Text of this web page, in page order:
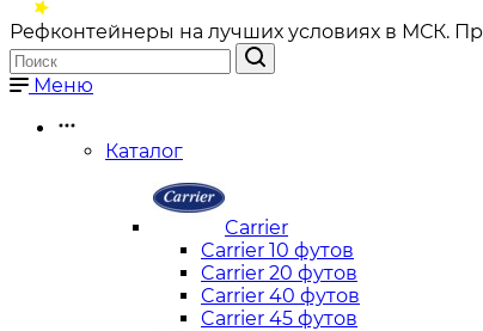
Рефконтейнеры на лучших условиях в МСК.
Меню
Каталог
Carrier
Carrier 10 футов
Carrier 20 футов
Carrier 40 футов
Carrier 45 футов